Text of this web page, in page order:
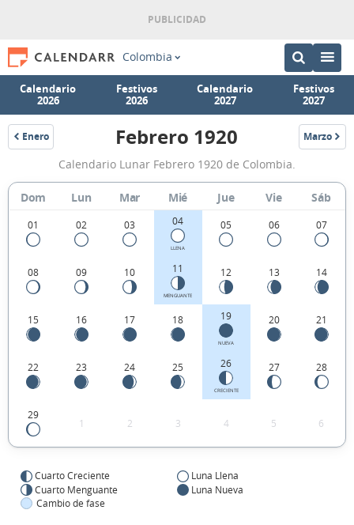
Colombia
Calendario
2026
Festivos
2026
Calendario
2027
Festivos
2027
Enero
1920
Calendario
Lunar
Febrero
1920
de
Colombia.
Febrero 1920 Marzo
1920
Calendario Lunar Febrero 1920 de Colombia.
Dom Lun Mar Mié Jue Vie Sáb
01 02 03 04
LLENA
05 06 07
08 09 10 11
MENGUANTE
12 13 14
15 16 17 18 19
NUEVA
20 21
22 23 24 25 26
CRECIENTE
27 28
29
1 2 3 4 5 6
Cuarto Creciente
Luna Llena
Cuarto Menguante
Luna Nueva
Cambio de fase